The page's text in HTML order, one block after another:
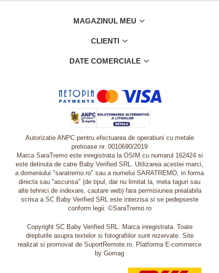
MAGAZINUL MEU
CLIENTI
DATE COMERCIALE
Autorizatie ANPC pentru efectuarea de operatiuni cu metale
pretioase nr. 0010690/2019
Marca SaraTremo este inregistrata la OSIM cu numarul 162424 si
este detinuta de catre Baby Verified SRL. Utilizarea acestei marci,
a domeniului "saratremo.ro" sau a numelui SARATREMO, in forma
directa sau "ascunsa" (de tipul, dar nu limitat la, meta taguri sau
alte tehnici de indexare, cautare web) fara permisiunea prealabila
scrisa a SC Baby Verified SRL este interzisa si se pedepseste
conform legii. ©SaraTremo.ro
Copyright SC Baby Verified SRL. Marca inregistrata. Toate
drepturile asupra textelor si fotografiilor sunt rezervate. Site
realizat si promovat de SuportRemote.ro. Platforma E-commerce
by Gomag